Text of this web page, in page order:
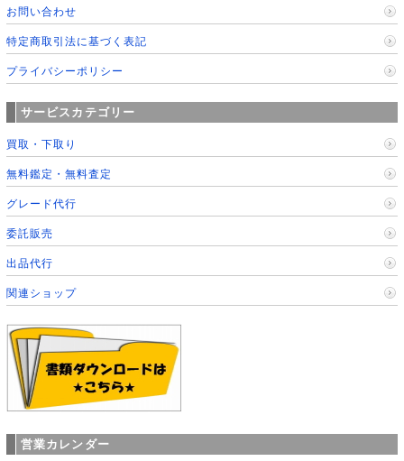
お問い合わせ
特定商取引法に基づく表記
プライバシーポリシー
サービスカテゴリー
買取・下取り
無料鑑定・無料査定
グレード代行
委託販売
出品代行
関連ショップ
営業カレンダー